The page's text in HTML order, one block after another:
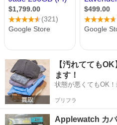
【汚れてても
ます！
状態が悪くてもOK
プリフラ
Applewatch カ